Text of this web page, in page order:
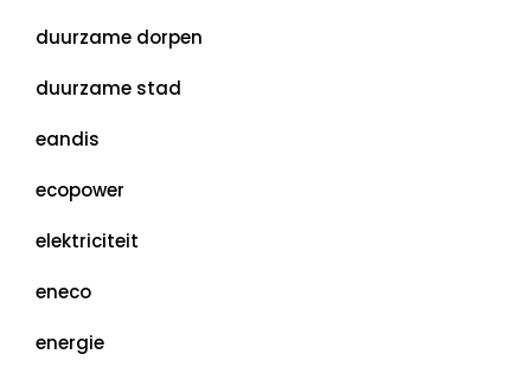
duurzame dorpen
duurzame stad
eandis
ecopower
elektriciteit
eneco
energie